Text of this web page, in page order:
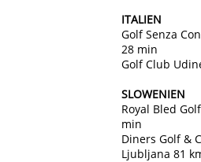
ITALIEN
Golf Senza
28 min
Golf Club
SLOWENIEN
Royal Bled
min
Diners Golf &
Ljubljana 81